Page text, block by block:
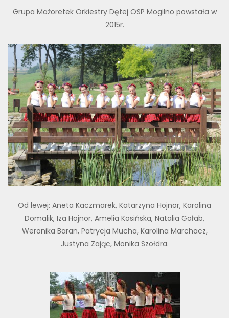
Grupa Mażoretek Orkiestry Dętej OSP Mogilno powstała w
2015r.
Od lewej: Aneta Kaczmarek, Katarzyna Hojnor, Karolina
Domalik, Iza Hojnor, Amelia Kosińska, Natalia Gołab,
Weronika Baran, Patrycja Mucha, Karolina Marchacz,
Justyna Zając, Monika Szołdra.